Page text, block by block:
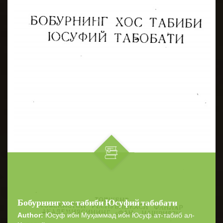
Бобурнинг хос табиби Юсуфий табобати
Author:Юсуф ибн Муҳаммад ибн Юсуф ат-табиб ал-